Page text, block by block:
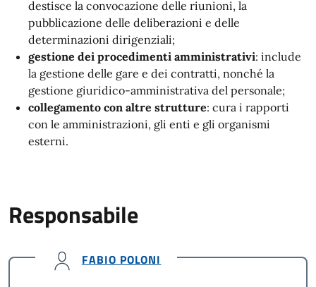
destisce la convocazione delle riunioni, la
pubblicazione delle deliberazioni e delle
determinazioni dirigenziali;
gestione dei procedimenti amministrativi: include
la gestione delle gare e dei contratti, nonché la
gestione giuridico-amministrativa del personale;
collegamento con altre strutture: cura i rapporti
con le amministrazioni, gli enti e gli organismi
esterni.
Responsabile
FABIO POLONI